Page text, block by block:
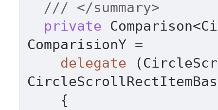
///
</summary>
private
ComparisionY =
delegate